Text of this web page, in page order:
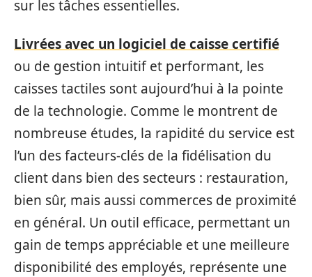
sur les tâches essentielles.
Livrées avec un logiciel de caisse certifié
ou de gestion intuitif et performant, les
caisses tactiles sont aujourd’hui à la pointe
de la technologie. Comme le montrent de
nombreuse études, la rapidité du service est
l’un des facteurs-clés de la fidélisation du
client dans bien des secteurs : restauration,
bien sûr, mais aussi commerces de proximité
en général. Un outil efficace, permettant un
gain de temps appréciable et une meilleure
disponibilité des employés, représente une